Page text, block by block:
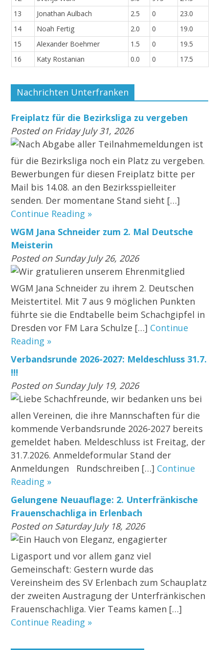
13
Jonathan Aulbach 2.5 0
23.0
14
Noah Fertig 2.0 0
19.0
15
Alexander Boehmer 1.5 0
19.5
16
Katy Rostanian 0.0 0 17.5
Nachrichten Unterfranken
Freiplatz für die Bezirksliga zu vergeben
Posted on Friday July 31, 2026
Nach Abgabe aller Teilnahmemeldungen ist
für die Bezirksliga noch ein Platz zu vergeben.
Bewerbungen für diesen Freiplatz bitte per
Mail bis 14.08. an den Bezirksspielleiter
senden. Der momentane Stand sieht […]
Continue Reading »
WGM Jana Schneider zum 2. Mal Deutsche
Meisterin
Posted on Sunday July 26, 2026
Wir gratulieren unserem Ehrenmitglied
WGM Jana Schneider zu ihrem 2. Deutschen
Meistertitel. Mit 7 aus 9 möglichen Punkten
führte sie die Endtabelle beim Schachgipfel in
Dresden vor FM Lara Schulze […] Continue
Reading »
Verbandsrunde 2026-2027: Meldeschluss 31.7.
!!!
Posted on Sunday July 19, 2026
Liebe Schachfreunde, wir bedanken uns bei
allen Vereinen, die ihre Mannschaften für die
kommende Verbandsrunde 2026-2027 bereits
gemeldet haben. Meldeschluss ist Freitag, der
31.7.2026. Anmeldeformular Stand der
Anmeldungen Rundschreiben […] Continue
Reading »
Gelungene Neuauflage: 2. Unterfränkische
Frauenschachliga in Erlenbach
Posted on Saturday July 18, 2026
Ein Hauch von Eleganz, engagierter
Ligasport und vor allem ganz viel
Gemeinschaft: Gestern wurde das
Vereinsheim des SV Erlenbach zum Schauplatz
der zweiten Austragung der Unterfränkischen
Frauenschachliga. Vier Teams kamen […]
Continue Reading »